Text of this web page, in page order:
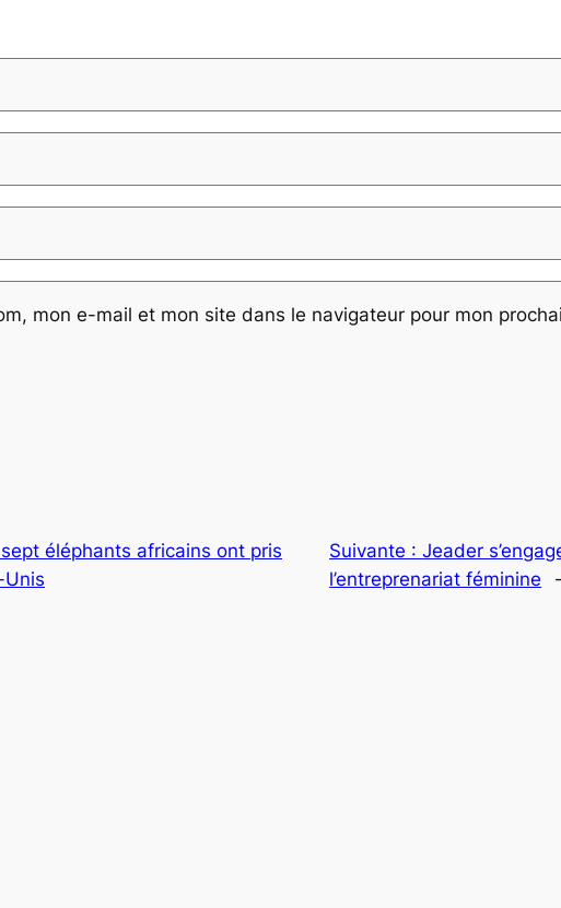
mon e-mail et mon site dans le navigateur pour mon
éléphants africains ont pris
Unis
Suivante :Jeader
l’entreprenariat féminine